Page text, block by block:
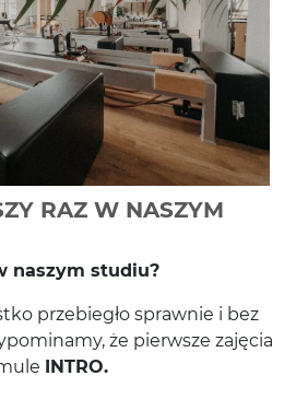
RAZ W NASZYM
naszym studiu?
prze­biegło sprawnie i bez
że pier­wsze zaję­cia
INTRO.